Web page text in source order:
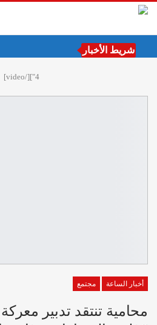
شريط الأخبار
4"][/video]
أخبار الساعة مجتمع
محامية تنتقد تدبير